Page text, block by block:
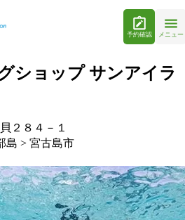
予約確認 メニュー
ショップ サンアイラ
２８４－１
島 > 宮古島市